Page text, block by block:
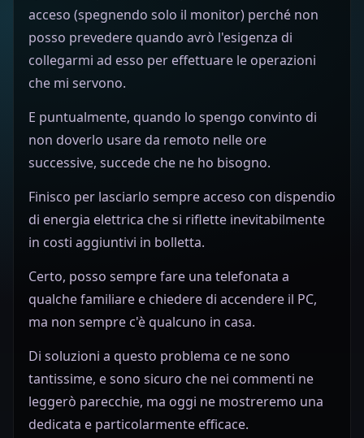
acceso (spegnendo solo il monitor) perché non
posso prevedere quando avrò l'esigenza di
collegarmi ad esso per effettuare le operazioni
che mi servono.
E puntualmente, quando lo spengo convinto di
non doverlo usare da remoto nelle ore
successive, succede che ne ho bisogno.
Finisco per lasciarlo sempre acceso con dispendio
di energia elettrica che si riflette inevitabilmente
in costi aggiuntivi in bolletta.
Certo, posso sempre fare una telefonata a
qualche familiare e chiedere di accendere il PC,
ma non sempre c'è qualcuno in casa.
Di soluzioni a questo problema ce ne sono
tantissime, e sono sicuro che nei commenti ne
leggerò parecchie, ma oggi ne mostreremo una
dedicata e particolarmente efficace.